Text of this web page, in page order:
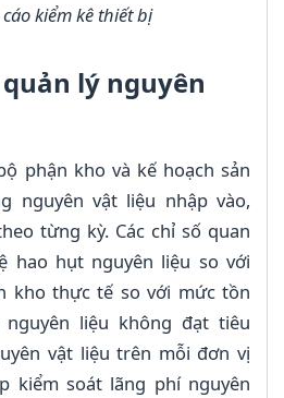
kiểm kê thiết bị
lý nguyên
phận kho và kế hoạch sản
nguyên vật liệu nhập vào,
từng kỳ. Các chỉ số quan
hao hụt nguyên liệu so với
kho thực tế so với mức tồn
liệu không đạt tiêu
vật liệu trên mỗi đơn vị
kiểm soát lãng phí nguyên